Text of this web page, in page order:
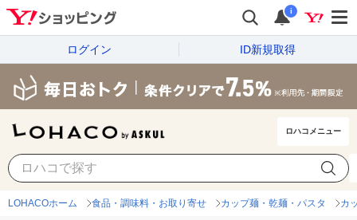
i
ログイン ID新規取得
ロハコメニュー
LOHACOホーム 食品・調味料・お取り寄せ カップ麺・乾麺・パスタ カ